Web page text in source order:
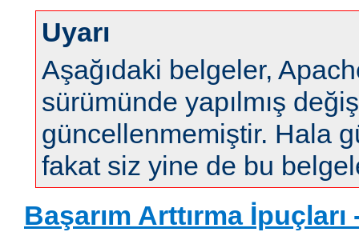
Uyarı
Aşağıdaki belgeler,
sürümünde yapılmış
güncellenmemiştir. Hala
fakat siz yine de bu
Başarım Arttırma